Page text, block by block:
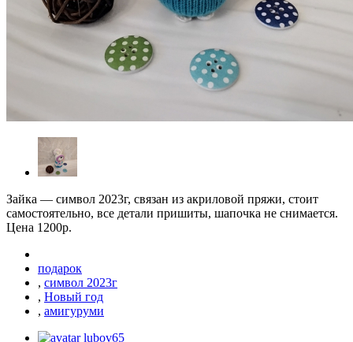
Зайка — символ 2023г, связан из акриловой пряжи, стоит
самостоятельно, все детали пришиты, шапочка не снимается.
Цена 1200р.
подарок
, символ 2023г
, Новый год
, амигуруми
lubov65